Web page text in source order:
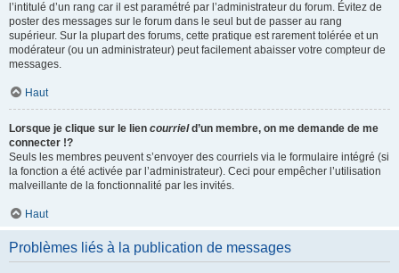
l’intitulé d’un rang car il est paramétré par l’administrateur du forum. Évitez de
poster des messages sur le forum dans le seul but de passer au rang
supérieur. Sur la plupart des forums, cette pratique est rarement tolérée et un
modérateur (ou un administrateur) peut facilement abaisser votre compteur de
messages.
Haut
Lorsque je clique sur le lien courrield’un membre, on me demande de me
connecter !?
Seuls les membres peuvent s’envoyer des courriels via le formulaire intégré (si
la fonction a été activée par l’administrateur). Ceci pour empêcher l’utilisation
malveillante de la fonctionnalité par les invités.
Haut
Problèmes liés à la publication de messages